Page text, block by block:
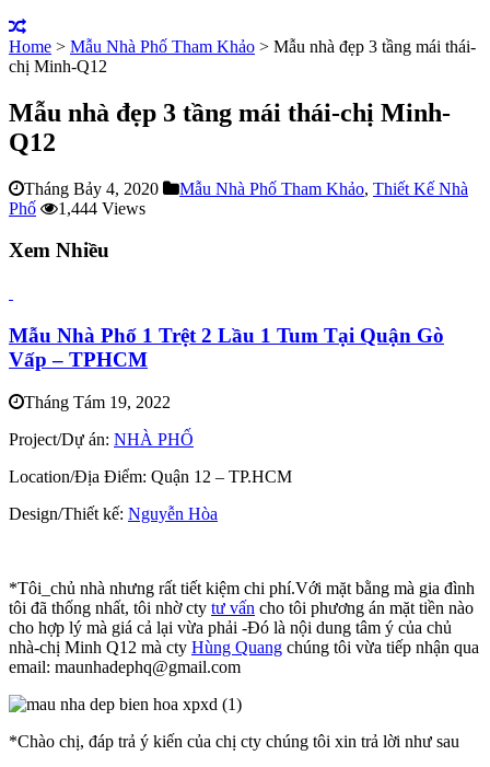
Home > Mẫu Nhà Phố Tham Khảo > Mẫu nhà đẹp 3 tầng mái thái-
chị Minh-Q12
Mẫu nhà đẹp 3 tầng mái thái-chị Minh-
Q12
Tháng Bảy 4, 2020 Mẫu Nhà Phố Tham Khảo, Thiết Kế Nhà
Phố
1,444 Views
Xem Nhiều
Mẫu Nhà Phố 1 Trệt 2 Lầu 1 Tum Tại Quận Gò
Vấp – TPHCM
Tháng Tám 19, 2022
Project/Dự án: NHÀ PHỐ
Location/Địa Điểm: Quận 12 – TP.HCM
Design/Thiết kế: Nguyễn Hòa
*Tôi_chủ nhà nhưng rất tiết kiệm chi phí.Với mặt bằng mà gia đình
tôi đã thống nhất, tôi nhờ cty tư vấn cho tôi phương án mặt tiền nào
cho hợp lý mà giá cả lại vừa phải -Đó là nội dung tâm ý của chủ
nhà-chị Minh Q12 mà cty Hùng Quang chúng tôi vừa tiếp nhận qua
email: maunhadephq@gmail.com
*Chào chị, đáp trả ý kiến của chị cty chúng tôi xin trả lời như sau